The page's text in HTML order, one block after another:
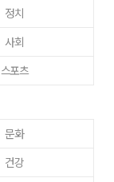
정치
사회
스포츠
문화
건강